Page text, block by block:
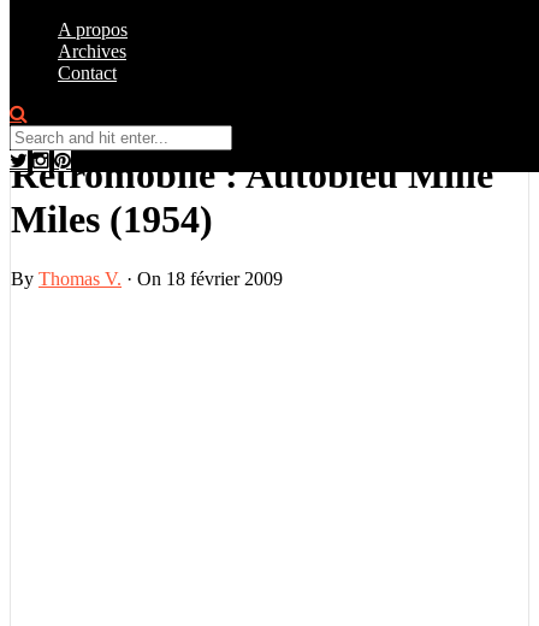
A propos
Archives
Contact
Galerie Photo
Rétromobile : Autobleu Mille
Miles (1954)
By Thomas V. · On 18 février 2009